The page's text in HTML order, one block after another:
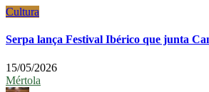
Cultura
Serpa lança Festival Ibérico que junta
15/05/2026
Mértola